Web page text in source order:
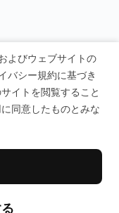
よびウェブサイトの
バシー規約に基づき
イトを閲覧すること
同意したものとみな